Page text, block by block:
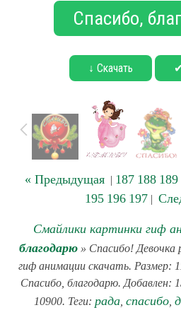
Спасибо,
↓ Скачать
« Предыдущая| 187 188 189
195 196 197 |
Смайлики картинки гиф
благодарю » Спасибо! Девочка
гиф анимации скачать. Размер:
Спасибо, благодарю. Добавлен:
10900. Теги: рада, спасибо,